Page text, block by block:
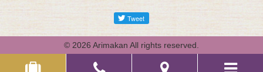
© 2026 Arimakan All rights reserved.